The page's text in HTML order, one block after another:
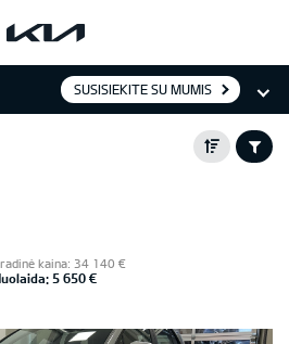
SUSISIEKITE SU MUMIS
kaina: 34 140 €
5 650 €